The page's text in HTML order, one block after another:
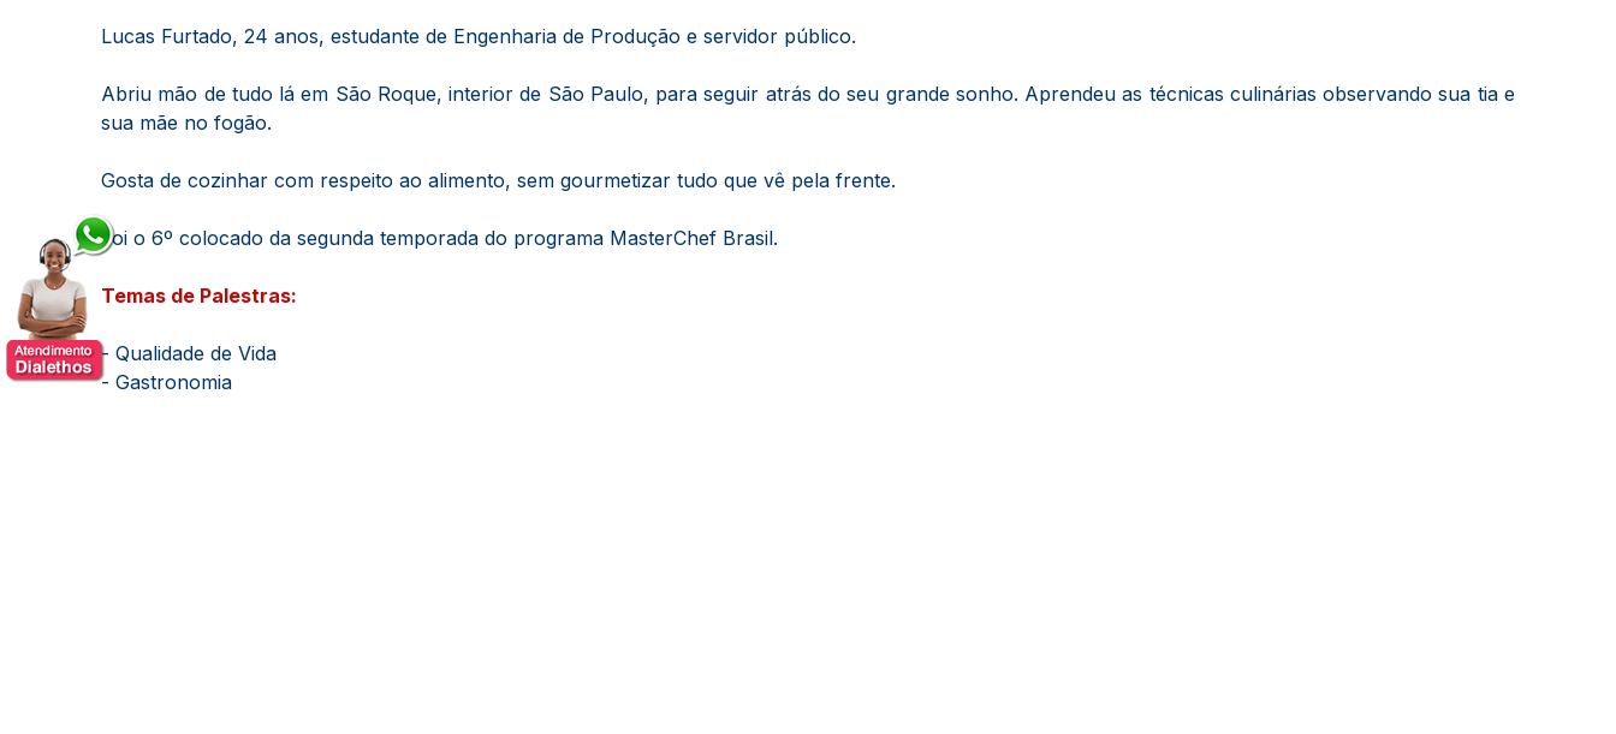
Lucas Furtado, 24 anos, estudante de Engenharia de Produção e servidor público.
Abriu mão de tudo lá em São Roque, interior de São Paulo, para seguir atrás do seu grande sonho. Aprendeu as técnicas culinárias observando sua tia e
sua mãe no fogão.
Gosta de cozinhar com respeito ao alimento, sem gourmetizar tudo que vê pela frente.
Foi o 6º colocado da segunda temporada do programa MasterChef Brasil.
Temas de Palestras:
- Qualidade de Vida
- Gastronomia